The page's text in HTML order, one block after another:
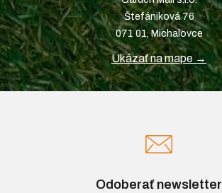
Štefániková 76
071 01, Michalovce
Ukázať na mape →
Odoberať newsletter